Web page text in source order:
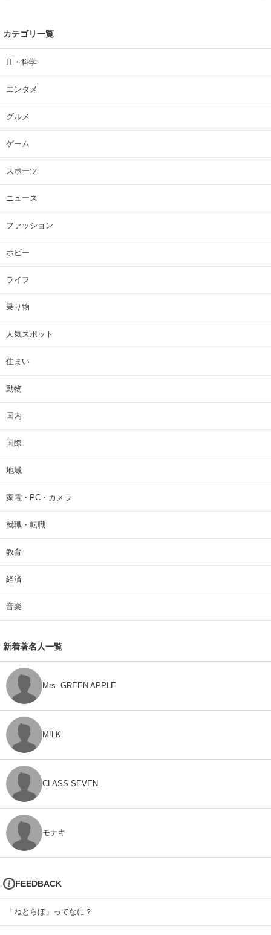
カテゴリ一覧
IT・科学
エンタメ
グルメ
ゲーム
スポーツ
ニュース
ファッション
ホビー
ライフ
乗り物
人気スポット
住まい
動物
国内
国際
地域
家電・PC・カメラ
就職・転職
教育
経済
音楽
新着著名人一覧
Mrs. GREEN APPLE
M!LK
CLASS SEVEN
モナキ
FEEDBACK
「ねとらぼ」ってなに？